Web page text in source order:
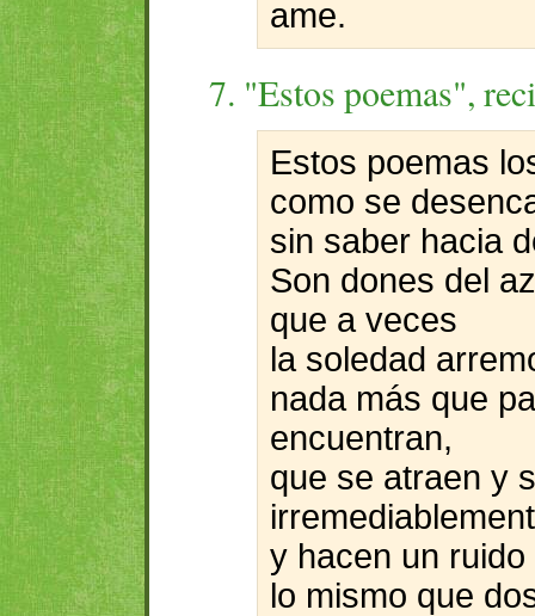
ame.
7. "Estos poemas",
Estos poemas
como se
sin saber hacia
Son dones del
que a veces
la soledad
nada más que
encuentran,
que se atraen y
y hacen un
lo mismo que